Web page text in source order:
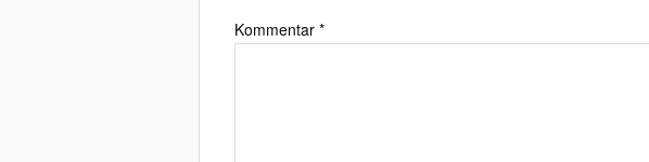
Kommentar *